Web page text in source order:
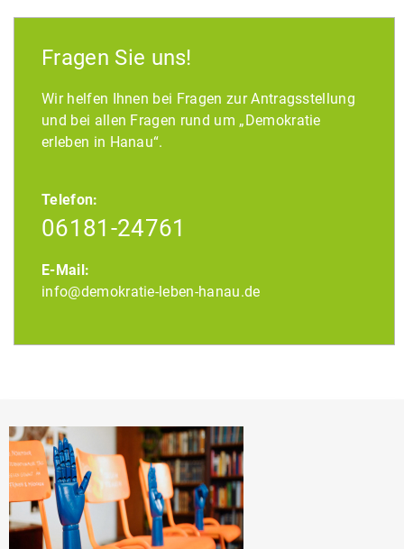
Fragen Sie uns!
Wir helfen Ihnen bei Fragen zur Antragsstellung
und bei allen Fragen rund um „Demokratie
erleben in Hanau“.
Telefon:
06181-24761
E-Mail:
info@demokratie-leben-hanau.de